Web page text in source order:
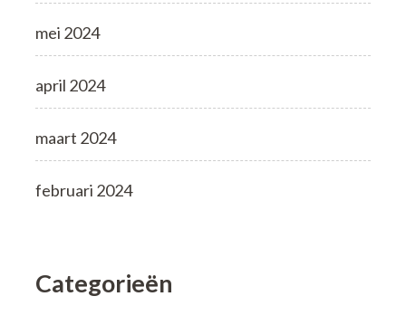
mei 2024
april 2024
maart 2024
februari 2024
Categorieën